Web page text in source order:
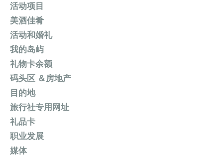
活动项目
美酒佳肴
活动和婚礼
我的岛屿
礼物卡余额
码头区 ＆房地产
目的地
旅行社专用网址
礼品卡
职业发展
媒体